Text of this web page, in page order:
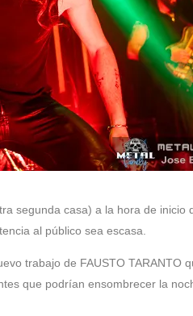
segunda casa) a la hora de inicio
al público sea escasa.
trabajo de FAUSTO TARANTO
que podrían ensombrecer la